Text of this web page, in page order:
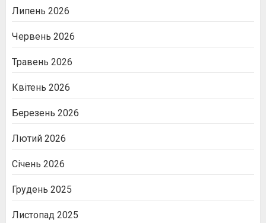
Липень 2026
Червень 2026
Травень 2026
Квітень 2026
Березень 2026
Лютий 2026
Січень 2026
Грудень 2025
Листопад 2025